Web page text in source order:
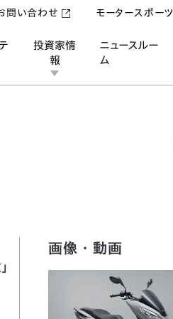
投資家情
報
ニュースルー
ム
問い合わせ モータースポーツ
画像・動画